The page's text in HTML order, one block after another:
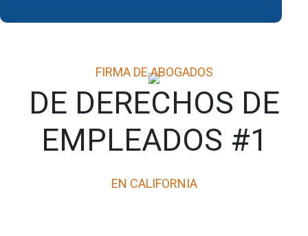
FIRMA DE ABOGADOS
DE DERECHOS DE
EMPLEADOS #1
EN CALIFORNIA